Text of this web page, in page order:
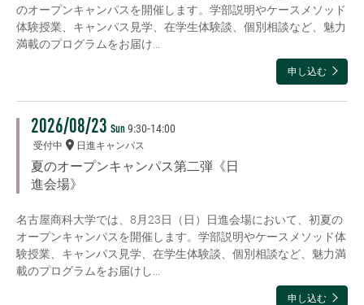
のオープンキャンパスを開催します。学部説明やケースメソッド
体験授業、キャンパス見学、在学生体験談、個別相談など、魅力
満載のプログラムをお届け...
申し込む
2026/08/23 Sun 9:30-14:00
受付中 日進キャンパス
夏のオープンキャンパス第二弾《日
進会場》
名古屋商科大学では、8月23日（日）日進会場において、初夏の
オープンキャンパスを開催します。学部説明やケースメソッド体
験授業、キャンパス見学、在学生体験談、個別相談など、魅力満
載のプログラムをお届けし...
申し込む